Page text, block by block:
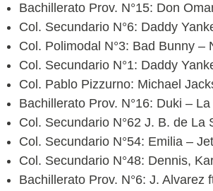
Bachillerato Prov. N°15: Don
Col. Secundario N°6: Daddy
Col. Polimodal N°3: Bad Bunny –
Col. Secundario N°1: Daddy
Col. Pablo Pizzurno: Michael
Bachillerato Prov. N°16: Duki –
Col. Secundario N°62 J. B. de
Col. Secundario N°54: Emilia –
Col. Secundario N°48: Dennis,
Bachillerato Prov. N°6: J. Alvarez